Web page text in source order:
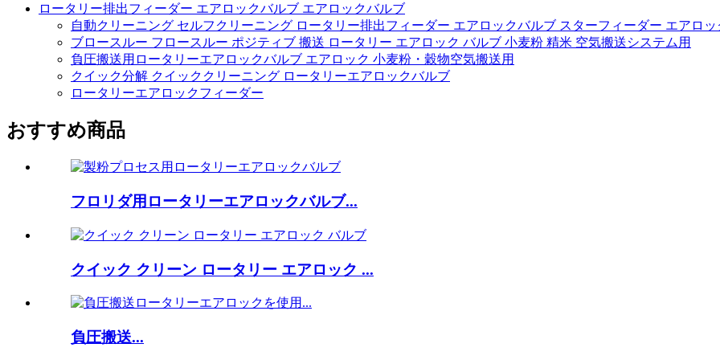
ロータリー排出フィーダー エアロックバルブ エアロックバルブ
自動クリーニング セルフクリーニング ロータリー排出フィーダー エアロックバルブ スターフィーダー エアロ
ブロースルー フロースルー ポジティブ 搬送 ロータリー エアロック バルブ 小麦粉 精米 空気搬送システム用
負圧搬送用ロータリーエアロックバルブ エアロック 小麦粉・穀物空気搬送用
クイック分解 クイッククリーニング ロータリーエアロックバルブ
ロータリーエアロックフィーダー
おすすめ商品
フロリダ用ロータリーエアロックバルブ...
クイック クリーン ロータリー エアロック ...
負圧搬送...